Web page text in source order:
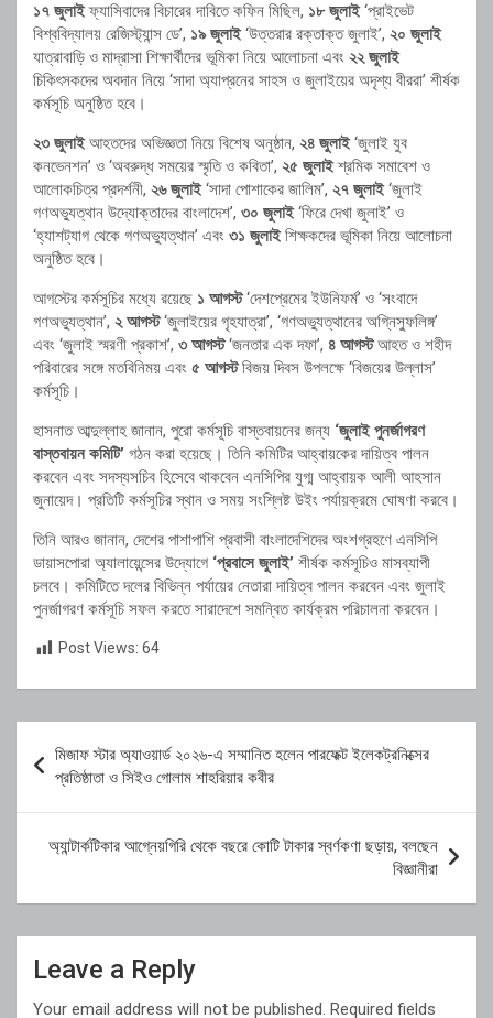
১৭ জুলাইফ্যাসিবাদের বিচারের দাবিতে কফিন মিছিল, ১৮ জুলাই‘প্রাইভেট
বিশ্ববিদ্যালয় রেজিস্ট্যান্স ডে’, ১৯ জুলাই‘উত্তরার রক্তাক্ত জুলাই’, ২০ জুলাই
যাত্রাবাড়ি ও মাদ্রাসা শিক্ষার্থীদের ভূমিকা নিয়ে আলোচনা এবং ২২ জুলাই
চিকিৎসকদের অবদান নিয়ে ‘সাদা অ্যাপ্রনের সাহস ও জুলাইয়ের অদৃশ্য বীররা’ শীর্ষক
কর্মসূচি অনুষ্ঠিত হবে।
২৩ জুলাইআহতদের অভিজ্ঞতা নিয়ে বিশেষ অনুষ্ঠান, ২৪ জুলাই‘জুলাই যুব
কনভেনশন’ ও ‘অবরুদ্ধ সময়ের স্মৃতি ও কবিতা’, ২৫ জুলাইশ্রমিক সমাবেশ ও
আলোকচিত্র প্রদর্শনী, ২৬ জুলাই‘সাদা পোশাকের জালিম’, ২৭ জুলাই‘জুলাই
গণঅভ্যুত্থান উদ্যোক্তাদের বাংলাদেশ’, ৩০ জুলাই‘ফিরে দেখা জুলাই’ ও
‘হ্যাশট্যাগ থেকে গণঅভ্যুত্থান’ এবং ৩১ জুলাইশিক্ষকদের ভূমিকা নিয়ে আলোচনা
অনুষ্ঠিত হবে।
আগস্টের কর্মসূচির মধ্যে রয়েছে ১ আগস্ট‘দেশপ্রেমের ইউনিফর্ম’ ও ‘সংবাদে
গণঅভ্যুত্থান’, ২ আগস্ট‘জুলাইয়ের গৃহযাত্রা’, ‘গণঅভ্যুত্থানের অগ্নিস্ফুলিঙ্গ’
এবং ‘জুলাই স্মরণী প্রকাশ’, ৩ আগস্ট‘জনতার এক দফা’, ৪ আগস্টআহত ও শহীদ
পরিবারের সঙ্গে মতবিনিময় এবং ৫ আগস্টবিজয় দিবস উপলক্ষে ‘বিজয়ের উল্লাস’
কর্মসূচি।
হাসনাত আব্দুল্লাহ জানান, পুরো কর্মসূচি বাস্তবায়নের জন্য ‘জুলাই পুনর্জাগরণ
বাস্তবায়ন কমিটি’ গঠন করা হয়েছে। তিনি কমিটির আহ্বায়কের দায়িত্ব পালন
করবেন এবং সদস্যসচিব হিসেবে থাকবেন এনসিপির যুগ্ম আহ্বায়ক আলী আহসান
জুনায়েদ। প্রতিটি কর্মসূচির স্থান ও সময় সংশ্লিষ্ট উইং পর্যায়ক্রমে ঘোষণা করবে।
তিনি আরও জানান, দেশের পাশাপাশি প্রবাসী বাংলাদেশিদের অংশগ্রহণে এনসিপি
ডায়াসপোরা অ্যালায়েন্সের উদ্যোগে ‘প্রবাসে জুলাই’ শীর্ষক কর্মসূচিও মাসব্যাপী
চলবে। কমিটিতে দলের বিভিন্ন পর্যায়ের নেতারা দায়িত্ব পালন করবেন এবং জুলাই
পুনর্জাগরণ কর্মসূচি সফল করতে সারাদেশে সমন্বিত কার্যক্রম পরিচালনা করবেন।
Post Views: 64
navigation
মিজাফ স্টার অ্যাওয়ার্ড ২০২৬-এ সম্মানিত হলেন পারফেক্ট ইলেকট্রনিক্সের
প্রতিষ্ঠাতা ও সিইও গোলাম শাহরিয়ার কবীর
অ্যান্টার্কটিকার আগ্নেয়গিরি থেকে বছরে কোটি টাকার স্বর্ণকণা ছড়ায়, বলছেন
বিজ্ঞানীরা
Leave a Reply
Your email address will not be published. Required fields